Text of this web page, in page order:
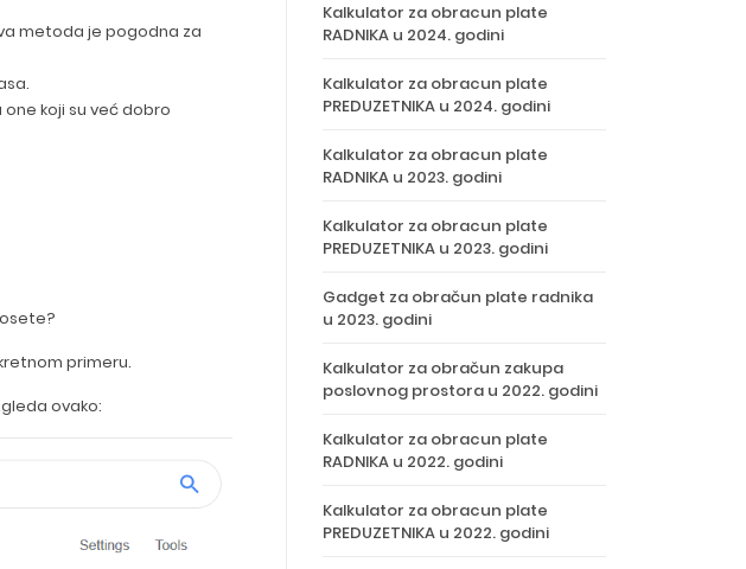
metoda je pogodna za
koji su već dobro
primeru.
ovako:
Kalkulator za obracun plate
RADNIKA u 2024. godini
Kalkulator za obracun plate
PREDUZETNIKA u 2024. godini
Kalkulator za obracun plate
RADNIKA u 2023. godini
Kalkulator za obracun plate
PREDUZETNIKA u 2023. godini
Gadget za obračun plate radnika
u 2023. godini
Kalkulator za obračun zakupa
poslovnog prostora u 2022. godini
Kalkulator za obracun plate
RADNIKA u 2022. godini
Kalkulator za obracun plate
PREDUZETNIKA u 2022. godini